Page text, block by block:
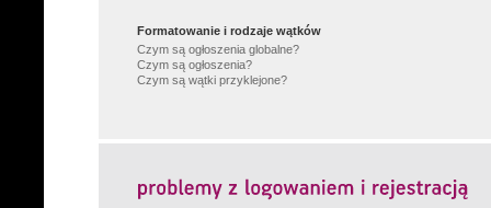
Formatowanie i rodzaje wątków
Czym są ogłoszenia globalne?
Czym są ogłoszenia?
Czym są wątki przyklejone?